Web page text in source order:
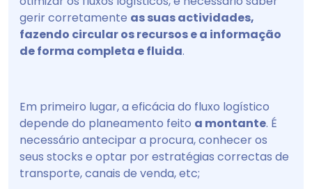
gerir corretamente as suas actividades,
fazendo circular os recursos e a informação
de forma completa e fluida.
Em primeiro lugar, a eficácia do fluxo logístico
depende do planeamento feito a montante. É
necessário antecipar a procura, conhecer os
seus stocks e optar por estratégias correctas de
transporte, canais de venda, etc;